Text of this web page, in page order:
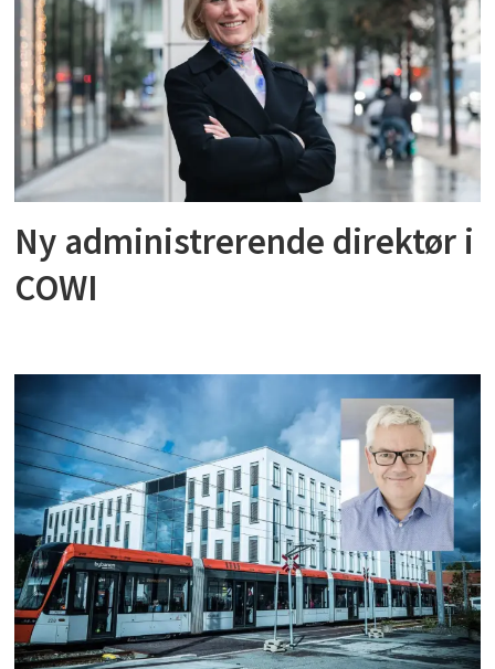
Ny administrerende direktør i
COWI